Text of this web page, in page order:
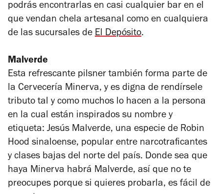
podrás encontrarlas en casi cualquier bar en el
que vendan chela artesanal como en cualquiera
de las sucursales de El Depósito.
Malverde
Esta refrescante pilsner también forma parte de
la Cervecería Minerva, y es digna de rendírsele
tributo tal y como muchos lo hacen a la persona
en la cual están inspirados su nombre y
etiqueta: Jesús Malverde, una especie de Robin
Hood sinaloense, popular entre narcotraficantes
y clases bajas del norte del país. Donde sea que
haya Minerva habrá Malverde, así que no te
preocupes porque si quieres probarla, es fácil de